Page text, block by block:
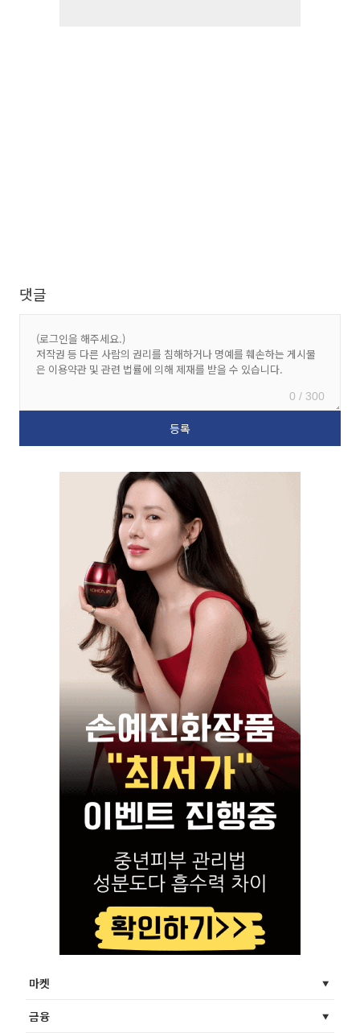
댓글
0 / 300
마켓
금융